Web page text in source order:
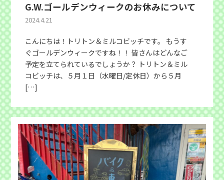
G.W.ゴールデンウィークのお休みについて
2024.4.21
こんにちは！トリトン＆ミルコビッチです。 もうす
ぐゴールデンウィークですね！！ 皆さんはどんなご
予定を立てられているでしょうか？ トリトン＆ミル
コビッチは、５月１日（水曜日/定休日）から５月
[…]